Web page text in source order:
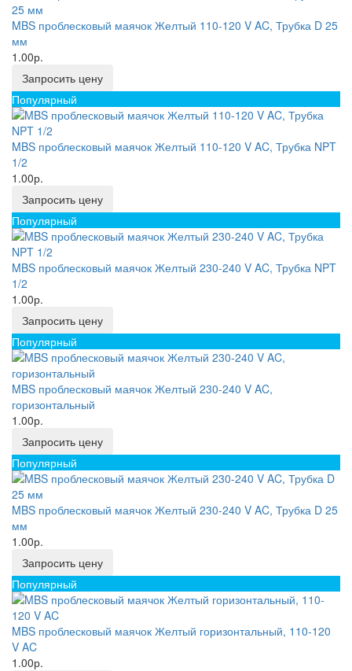
MBS проблесковый маячок Желтый 110-120 V AC, Трубка D 25
мм
1.00р.
Запросить цену
Популярный
MBS проблесковый маячок Желтый 110-120 V AC, Трубка NPT
1/2
1.00р.
Запросить цену
Популярный
MBS проблесковый маячок Желтый 230-240 V AC, Трубка NPT
1/2
1.00р.
Запросить цену
Популярный
MBS проблесковый маячок Желтый 230-240 V AC,
горизонтальный
1.00р.
Запросить цену
Популярный
MBS проблесковый маячок Желтый 230-240 V AC, Трубка D 25
мм
1.00р.
Запросить цену
Популярный
MBS проблесковый маячок Желтый горизонтальный, 110-120
V AC
1.00р.